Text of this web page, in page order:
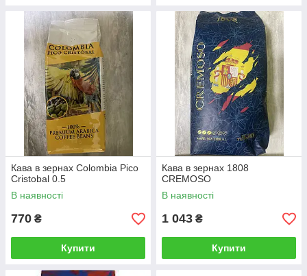
Кава в зернах Colombia Pico
Cristobal 0.5
В наявності
770 ₴
Купити
Кава в зернах 1808
CREMOSO
В наявності
1 043 ₴
Купити